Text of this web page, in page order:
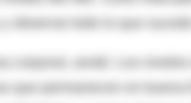
corporal, anotó. Los
que permanecen en